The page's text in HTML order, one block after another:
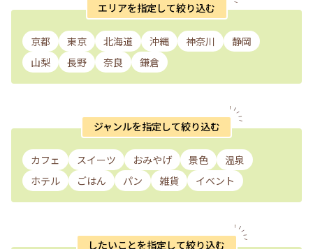
エリアを指定して絞り込む
京都 東京 北海道 沖縄 神奈川
静岡
山梨
長野 奈良 鎌倉
ジャンルを指定して絞り込む
カフェ スイーツ おみやげ 景色
温泉
ホテル
ごはん パン 雑貨 イベント
したいことを指定して絞り込む